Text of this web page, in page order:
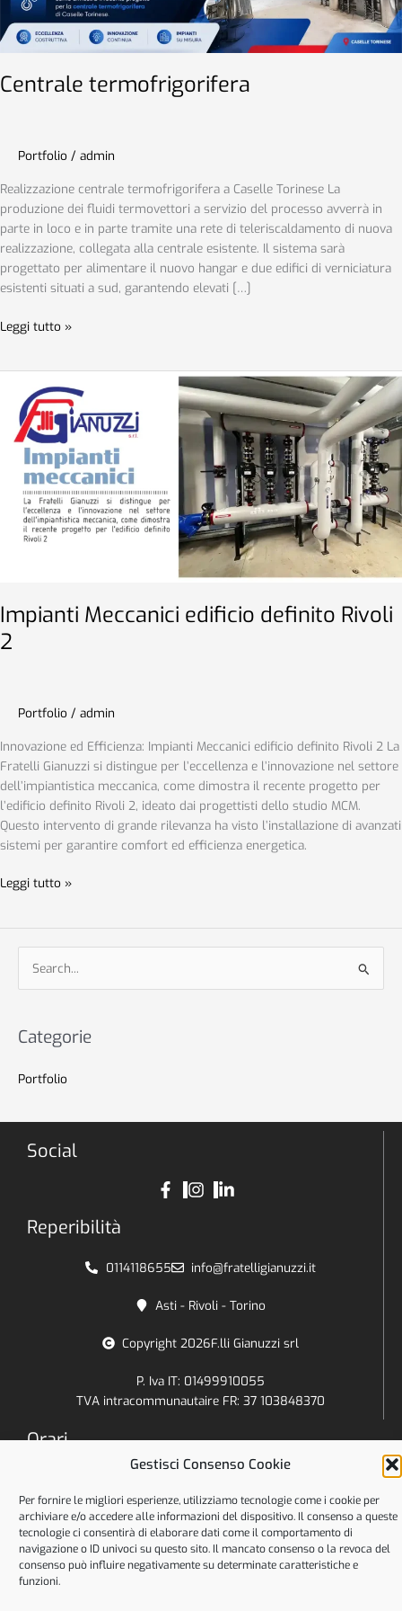
Gestisci Consenso Cookie
Per fornire le migliori esperienze, utilizziamo tecnologie come i cookie per
archiviare e/o accedere alle informazioni del dispositivo. Il consenso a queste
tecnologie ci consentirà di elaborare dati come il comportamento di
navigazione o ID univoci su questo sito. Il mancato consenso o la revoca del
consenso può influire negativamente su determinate caratteristiche e
funzioni.
Centrale termofrigorifera
Portfolio / admin
Realizzazione centrale termofrigorifera a Caselle Torinese La
produzione dei fluidi termovettori a servizio del processo avverrà in
parte in loco e in parte tramite una rete di teleriscaldamento di nuova
realizzazione, collegata alla centrale esistente. Il sistema sarà
progettato per alimentare il nuovo hangar e due edifici di verniciatura
esistenti situati a sud, garantendo elevati […]
Leggi tutto »
Impianti Meccanici edificio definito Rivoli
2
Portfolio / admin
Innovazione ed Efficienza: Impianti Meccanici edificio definito Rivoli 2 La
Fratelli Gianuzzi si distingue per l’eccellenza e l’innovazione nel settore
dell’impiantistica meccanica, come dimostra il recente progetto per
l’edificio definito Rivoli 2, ideato dai progettisti dello studio MCM.
Questo intervento di grande rilevanza ha visto l’installazione di avanzati
sistemi per garantire comfort ed efficienza energetica.
Meccanici
edificio
definito
Leggi tutto »
e
c
Categorie
Portfolio
Social
Reperibilità
0114118655 info@fratelligianuzzi.it
Asti - Rivoli - Torino
Copyright 2026F.lli Gianuzzi srl
P. Iva IT: 01499910055
TVA intracommunautaire FR: 37 103848370
Orari
8:30 - 12:30
14:00 - 17:00
Sab - Dom:
Chiuso